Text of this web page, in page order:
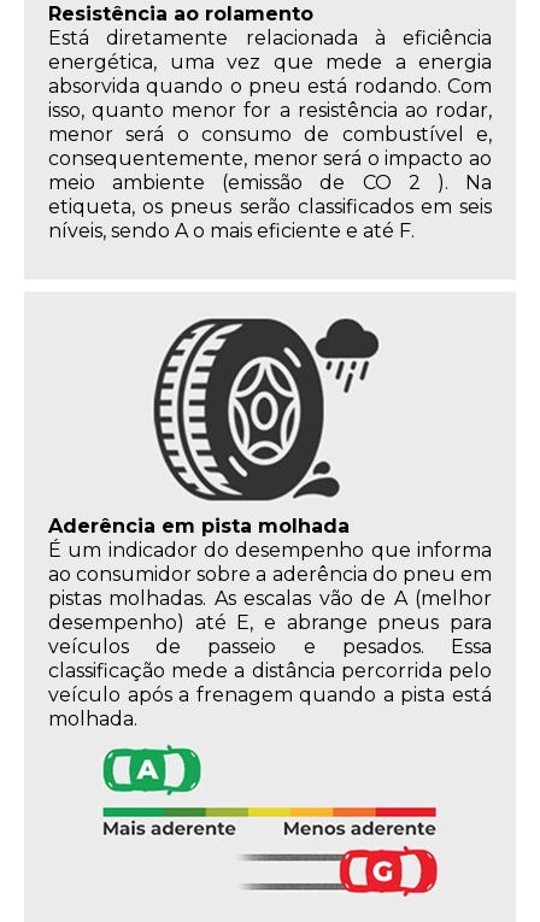
Resistência ao rolamento
Está diretamente relacionada à eficiência
energética, uma vez que mede a energia
absorvida quando o pneu está rodando. Com
isso, quanto menor for a resistência ao rodar,
menor será o consumo de combustível e,
consequentemente, menor será o impacto ao
meio ambiente (emissão de CO 2 ). Na
etiqueta, os pneus serão classificados em seis
níveis, sendo A o mais eficiente e até F.
Aderência em pista molhada
É um indicador do desempenho que informa
ao consumidor sobre a aderência do pneu em
pistas molhadas. As escalas vão de A (melhor
desempenho) até E, e abrange pneus para
veículos de passeio e pesados. Essa
classificação mede a distância percorrida pelo
veículo após a frenagem quando a pista está
molhada.